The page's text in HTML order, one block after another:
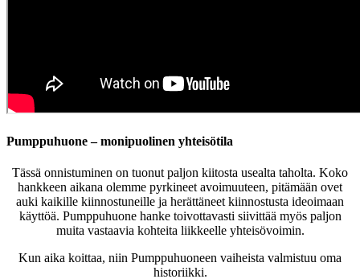
Pumppuhuone – monipuolinen yhteisötila
Tässä onnistuminen on tuonut paljon kiitosta usealta taholta. Koko
hankkeen aikana olemme pyrkineet avoimuuteen, pitämään ovet
auki kaikille kiinnostuneille ja herättäneet kiinnostusta ideoimaan
käyttöä. Pumppuhuone hanke toivottavasti siivittää myös paljon
muita vastaavia kohteita liikkeelle yhteisövoimin.
Kun aika koittaa, niin Pumppuhuoneen vaiheista valmistuu oma
historiikki.